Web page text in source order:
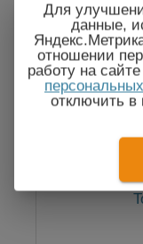
Для
данные,
отношении
работу на
отключить в